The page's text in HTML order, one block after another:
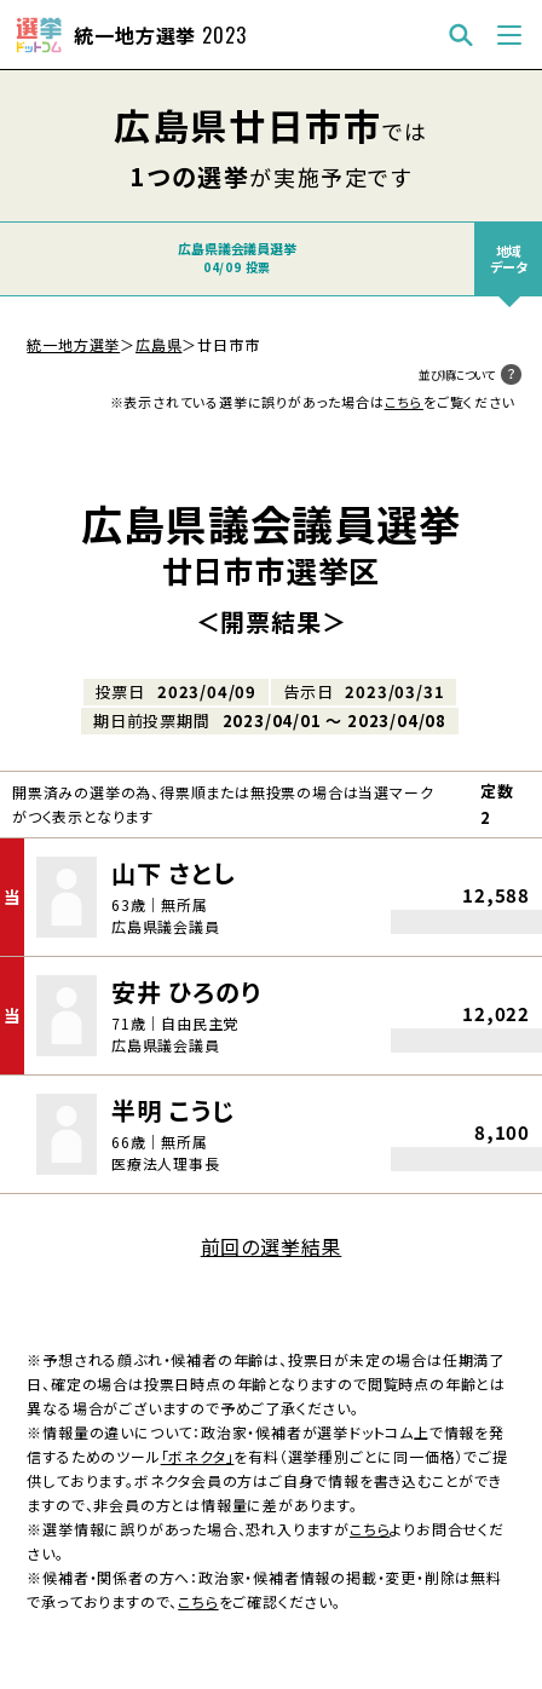
統一地方選挙 2023
広島県廿日市市では
1つの選挙が実施予定です
広島県議会議員選挙
04/09 投票
地域
データ
統一地方選挙＞広島県＞廿日市市
並び順について
※表示されている選挙に誤りがあった場合はこちら をご覧ください
広島県議会議員選挙
廿日市市選挙区
＜開票結果＞
投票日 2023/04/09 告示日
2023/03/31
期日前投票期間
2023/04/01 〜 2023/04/08
開票済みの選挙の為、得票順または無投票の場合は当選マーク
がつく表示となります
定数
2
当
山下 さとし
63歳｜無所属
広島県議会議員
12,588
当
安井 ひろのり
71歳｜自由民主党
広島県議会議員
12,022
半明 こうじ
66歳｜無所属
医療法人理事長
8,100
前回の選挙結果
※予想される顔ぶれ・候補者の年齢は、投票日が未定の場合は任期満了
日、確定の場合は投票日時点の年齢となりますので閲覧時点の年齢とは
異なる場合がございますので予めご了承ください。
※情報量の違いについて：政治家・候補者が選挙ドットコム上で情報を発
信するためのツール 「ボネクタ」を有料（選挙種別ごとに同一価格）でご提
供しております。ボネクタ会員の方はご自身で情報を書き込むことができ
ますので、非会員の方とは情報量に差があります。
※選挙情報に誤りがあった場合、恐れ入りますがこちらよりお問合せくだ
さい。
※候補者・関係者の方へ：政治家・候補者情報の掲載・変更・削除は無料
で承っておりますので、 こちらをご確認ください。